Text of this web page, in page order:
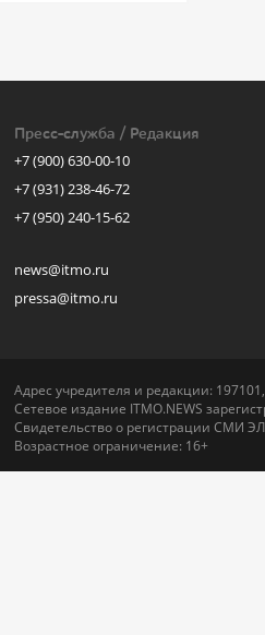
Пресс-служба / Редакция
+7 (900) 630-00-10
+7 (931) 238-46-72
+7 (950) 240-15-62
news@itmo.ru
pressa@itmo.ru
Адрес учредителя и редакции:
Сетевое издание ITMO.NEWS
Свидетельство о регистрации СМИ
Возрастное ограничение: 16+